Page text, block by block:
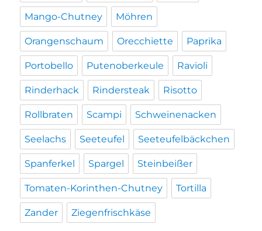
Mango-Chutney Möhren
Orangenschaum Orecchiette Paprika
Portobello Putenoberkeule Ravioli
Rinderhack Rindersteak Risotto
Rollbraten Scampi Schweinenacken
Seelachs Seeteufel Seeteufelbäckchen
Spanferkel Spargel Steinbeißer
Tomaten-Korinthen-Chutney Tortilla
Zander Ziegenfrischkäse